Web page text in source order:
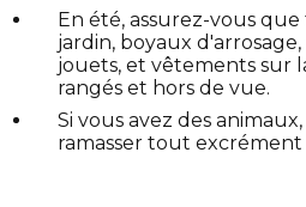
En été, assurez-vous
jardin, boyaux
jouets, et vêtements sur
rangés et hors de vue.
Si vous avez des
ramasser tout excrément